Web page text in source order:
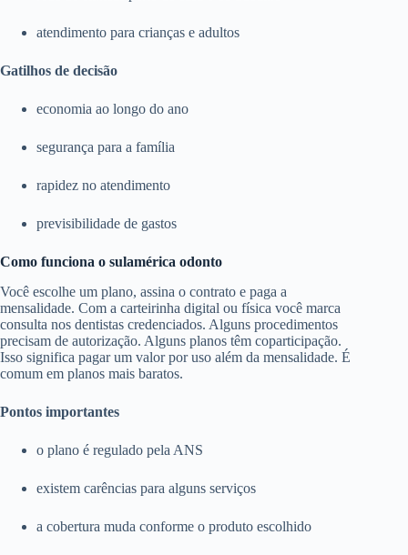
atendimento para crianças e adultos
Gatilhos de decisão
economia ao longo do ano
segurança para a família
rapidez no atendimento
previsibilidade de gastos
Como funciona o sulamérica odonto
Você escolhe um plano, assina o contrato e paga a
mensalidade. Com a carteirinha digital ou física você marca
consulta nos dentistas credenciados. Alguns procedimentos
precisam de autorização. Alguns planos têm coparticipação.
Isso significa pagar um valor por uso além da mensalidade. É
comum em planos mais baratos.
Pontos importantes
o plano é regulado pela ANS
existem carências para alguns serviços
a cobertura muda conforme o produto escolhido